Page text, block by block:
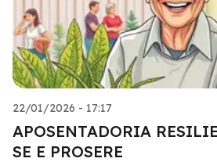
22/01/2026 - 17:17
APOSENTADORIA
SE E PROSERE